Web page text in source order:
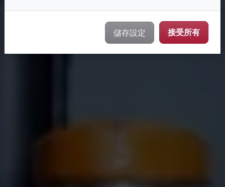
儲存設定 接受所有